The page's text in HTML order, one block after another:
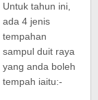
Untuk tahun ini,
ada 4 jenis
tempahan
sampul duit raya
yang anda boleh
tempah iaitu:-